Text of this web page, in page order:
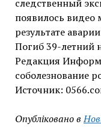
следственный
появилось видео
результате
Погиб 39-летний
Редакция
соболезнование
Источник:
Опубліковано в